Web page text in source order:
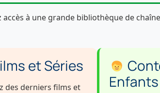
à une grande bibliothèque de
et Séries
des derniers films et
Enfants